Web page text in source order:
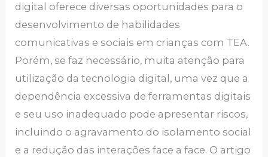
digital oferece diversas oportunidades para o
desenvolvimento de habilidades
comunicativas e sociais em crianças com TEA.
Porém, se faz necessário, muita atenção para
utilização da tecnologia digital, uma vez que a
dependência excessiva de ferramentas digitais
e seu uso inadequado pode apresentar riscos,
incluindo o agravamento do isolamento social
e a redução das interações face a face. O artigo